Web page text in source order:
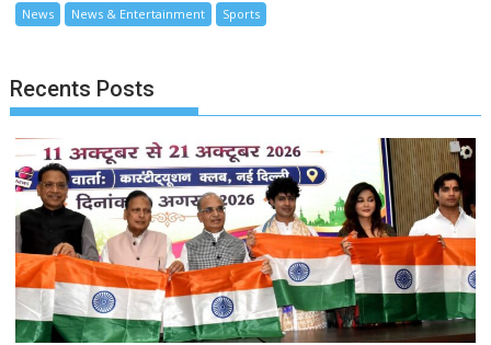
News News & Entertainment Sports
Recents Posts